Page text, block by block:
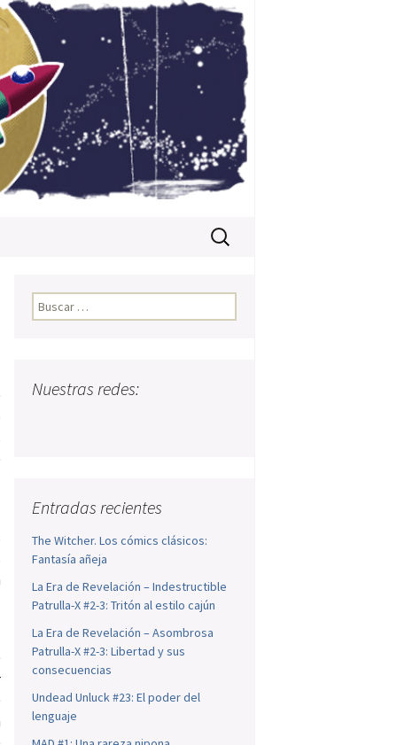
Buscar:
Buscar:
Nuestras redes:
Entradas recientes
The Witcher. Los cómics clásicos:
Fantasía añeja
La Era de Revelación – Indestructible
Patrulla-X #2-3: Tritón al estilo cajún
La Era de Revelación – Asombrosa
Patrulla-X #2-3: Libertad y sus
consecuencias
Undead Unluck #23: El poder del
lenguaje